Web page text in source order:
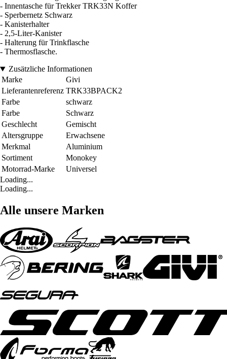
- Innentasche für Trekker TRK33N Koffer
- Sperbernetz Schwarz
- Kanisterhalter
- 2,5-Liter-Kanister
- Halterung für Trinkflasche
- Thermosflasche.
Zusätzliche Informationen
Marke
Givi
Lieferantenreferenz TRK33BPACK2
Farbe
schwarz
Farbe
Schwarz
Geschlecht
Gemischt
Altersgruppe
Erwachsene
Merkmal
Aluminium
Sortiment
Monokey
Motorrad-Marke
Universel
Loading...
Loading...
Alle unsere Marken